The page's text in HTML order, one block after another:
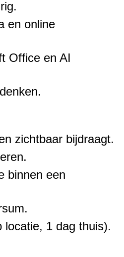
en online
Office en AI
zichtbaar bijdraagt.
binnen een
locatie, 1 dag thuis).